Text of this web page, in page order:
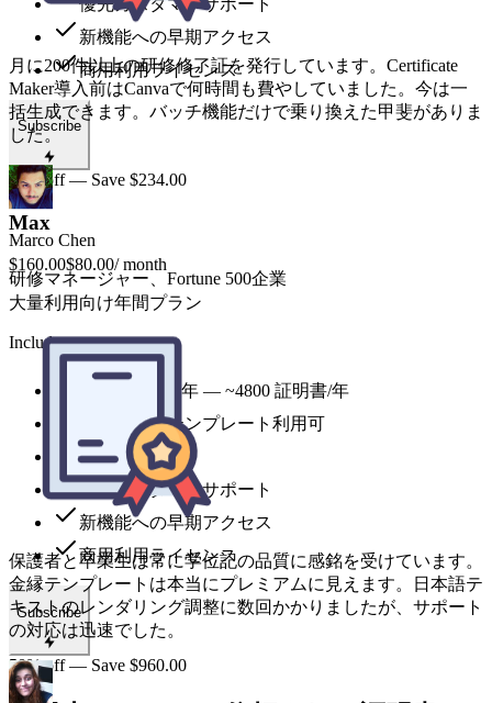
優先カスタマーサポート
新機能への早期アクセス
商用利用ライセンス
Subscribe
50% off — Save $234.00
Max
$160.00$80.00/ month
大量利用向け年間プラン
Includes
24,000 credits 年 — ~4800 証明書/年
全スタイルテンプレート利用可
最優先処理
優先カスタマーサポート
新機能への早期アクセス
商用利用ライセンス
Subscribe
50% off — Save $960.00
Marco Chen
研修マネージャー、Fortune 500企業
保護者と卒業生は常に学位記の品質に感銘を受けています。
キストのレンダリング調整に数回かかりましたが、サポート
の対応は迅速でした。
Aya Nakamura
大阪大学 教務課長